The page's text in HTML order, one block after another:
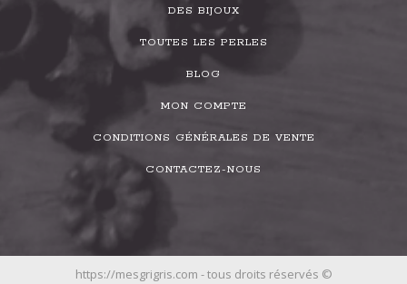
DES BIJOUX
TOUTES LES PERLES
BLOG
MON COMPTE
CONDITIONS GÉNÉRALES DE VENTE
CONTACTEZ-NOUS
https://mesgrigris.com - tous droits réservés ©